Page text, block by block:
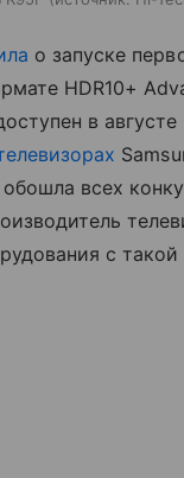
о запуске
HDR10+
в
всех
с